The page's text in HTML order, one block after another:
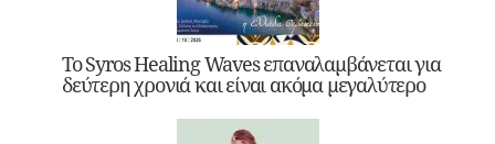
Το Syros Healing Waves επαναλαμβάνεται για
δεύτερη χρονιά και είναι ακόμα μεγαλύτερο